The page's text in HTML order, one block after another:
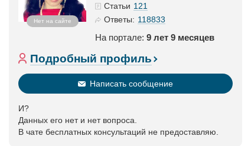
Нет на сайте
Статьи 121
Ответы: 118833
На портале: 9 лет 9 месяцев
Подробный профиль
Написать сообщение
И?
Данных его нет и нет вопроса.
В чате бесплатных консультаций не предоставляю.